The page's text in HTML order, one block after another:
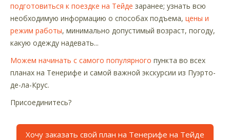
подготовиться к поездке на Тейде заранее; узнать всю
необходимую информацию о способах подъема, цены и
режим работы, минимально допустимый возраст, погоду,
какую одежду надевать...
Можем начинать с самого популярного пункта во всех
планах на Тенерифе и самой важной экскурсии из Пуэрто-
де-ла-Крус.
Присоединитесь?
Хочу заказать свой план на Тенерифе на Тейде